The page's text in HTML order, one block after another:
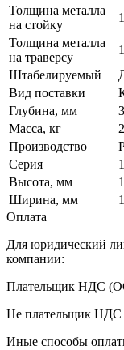
Толщина металла
на стойку
Толщина металла
на траверсу
Штабелируемый
Вид поставки
Глубина, мм
Масса, кг
Производство
Серия
Высота, мм
Ширина, мм
Оплата
Для юридический
компании:
Плательщик НДС
Не плательщик
Иные способы